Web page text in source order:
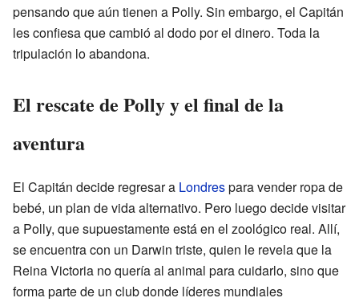
pensando que aún tienen a Polly. Sin embargo, el Capitán
les confiesa que cambió al dodo por el dinero. Toda la
tripulación lo abandona.
El rescate de Polly y el final de la
aventura
El Capitán decide regresar a Londrespara vender ropa de
bebé, un plan de vida alternativo. Pero luego decide visitar
a Polly, que supuestamente está en el zoológico real. Allí,
se encuentra con un Darwin triste, quien le revela que la
Reina Victoria no quería al animal para cuidarlo, sino que
forma parte de un club donde líderes mundiales